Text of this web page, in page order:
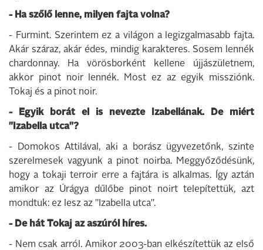
- Ha szőlő lenne, milyen fajta volna?
- Furmint. Szerintem ez a világon a legizgalmasabb fajta.
Akár száraz, akár édes, mindig karakteres. Sosem lennék
chardonnay. Ha vörösborként kellene újjászületnem,
akkor pinot noir lennék. Most ez az egyik missziónk.
Tokaj és a pinot noir.
- Egyik borát el is nevezte Izabellának. De miért
"Izabella utca"?
- Domokos Attilával, aki a borász ügyvezetőnk, szinte
szerelmesek vagyunk a pinot noirba. Meggyőződésünk,
hogy a tokaji terroir erre a fajtára is alkalmas. Így aztán
amikor az Úrágya dűlőbe pinot noirt telepítettük, azt
mondtuk: ez lesz az "Izabella utca".
- De hát Tokaj az aszúról híres.
- Nem csak arról. Amikor 2003-ban elkészítettük az első